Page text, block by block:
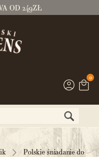
OD 249ZŁ
0
Polskie śniadanie do